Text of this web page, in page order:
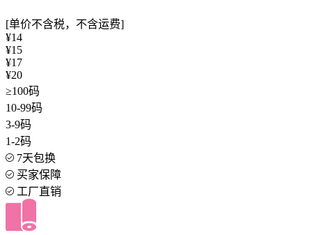
[单价不含税，不含运费]
¥14
¥15
¥17
¥20
≥100码
10-99码
3-9码
1-2码
7天包换
买家保障
工厂直销